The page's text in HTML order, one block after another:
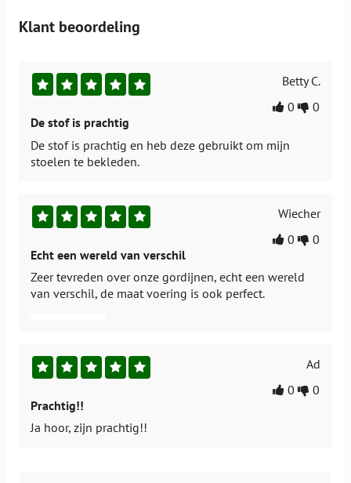
Klant beoordeling
0 0
Betty C.
De stof is prachtig
De stof is prachtig en heb deze gebruikt om mijn
stoelen te bekleden.
0 0
Wiecher
Echt een wereld van verschil
Zeer tevreden over onze gordijnen, echt een wereld
van verschil, de maat voering is ook perfect.
0 0
Ad
Prachtig!!
Ja hoor, zijn prachtig!!